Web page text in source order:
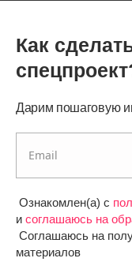
Как
Дарим пошаговую
Ознакомлен(а) с
и соглашаюсь на
Соглашаюсь на
материалов
Да. Мы заметили,
получить приз, а
Похоже на